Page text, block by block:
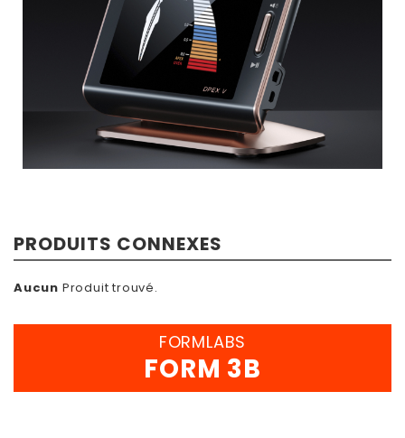
PRODUITS CONNEXES
Aucun Produit trouvé.
FORMLABS
FORM 3B